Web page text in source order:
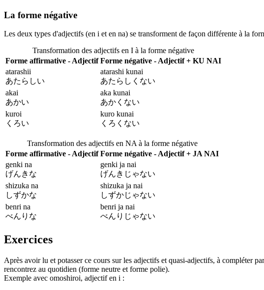
La forme négative
Les deux types d'adjectifs (en i et en na) se transforment de façon différente à la
Transformation des adjectifs en I à la forme négative
Forme affirmative - Adjectif Forme négative - Adjectif + KU NAI
atarashii
あたらしい
atarashi kunai
あたらしくない
akai
あかい
aka kunai
あかくない
kuroi
くろい
kuro kunai
くろくない
Transformation des adjectifs en NA à la forme négative
Forme affirmative - Adjectif Forme négative - Adjectif + JA NAI
genki na
げんきな
genki ja nai
げんきじゃない
shizuka na
しずかな
shizuka ja nai
しずかじゃない
benri na
べんりな
benri ja nai
べんりじゃない
Exercices
Après avoir lu et potasser ce cours sur les adjectifs et quasi-adjectifs, à compléter
rencontrez au quotidien (forme neutre et forme polie).
Exemple avec omoshiroi, adjectif en i :